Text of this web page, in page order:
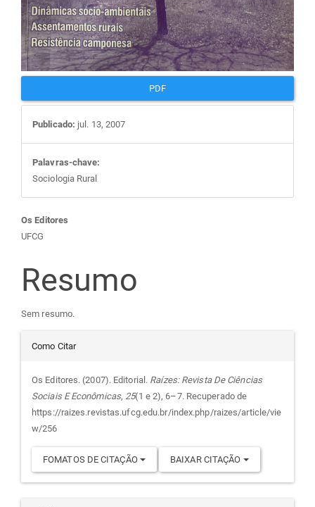
PDF
Publicado: jul. 13, 2007
Palavras-chave:
Sociologia Rural
Conteúdo
do
artigo
principal
Os Editores
UFCG
Resumo
Sem resumo.
Detalhes
do
artigo
Como Citar
Os Editores. (2007). Editorial. Raízes: Revista De Ciências
Sociais E Econômicas, 25(1 e 2), 6–7. Recuperado de
https://raizes.revistas.ufcg.edu.br/index.php/raizes/article/vie
w/256
FOMATOS DE CITAÇÃO BAIXAR CITAÇÃO